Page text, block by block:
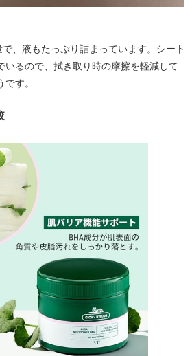
、液もたっぷり詰まっています。シート
いるので、拭き取り時の摩擦を軽減して
す。